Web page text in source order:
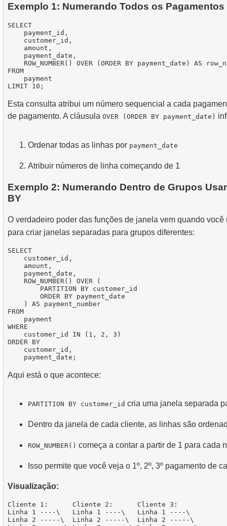
Exemplo 1: Numerando Todos os Pagamentos
SELECT
    payment_id,
    customer_id,
    amount,
    payment_date,
ROW_NUMBER() OVER (ORDER BY payment_date) AS
FROM
    payment
Esta consulta atribui um número sequencial a cada
de pagamento. A cláusula OVER (ORDER BY payment_date)
Ordenar todas as linhas por payment_date
Atribuir números de linha começando de 1
Exemplo 2: Numerando Dentro de Grupos
BY
O verdadeiro poder das funções de janela vem quando
para criar janelas separadas para grupos diferentes:
SELECT
    customer_id,
    amount,
    payment_date,
    ROW_NUMBER() OVER (
        PARTITION BY customer_id
        ORDER BY payment_date
    ) AS payment_number
FROM
    payment
WHERE
    customer_id IN (1, 2, 3)
ORDER BY
    customer_id,
Aqui está o que acontece:
PARTITION BY customer_id cria uma janela separada
Dentro da janela de cada cliente, as linhas são
ROW_NUMBER() começa a contar a partir de 1 para cada
Isso permite que você veja o 1º, 2º, 3º pagamento de
Visualização:
Cliente 1:      Cliente 2:      Cliente 3:
Linha 1 ----\   Linha 1 ----\   Linha 1 ----\
Linha 2 -----\  Linha 2 -----\  Linha 2 -----\